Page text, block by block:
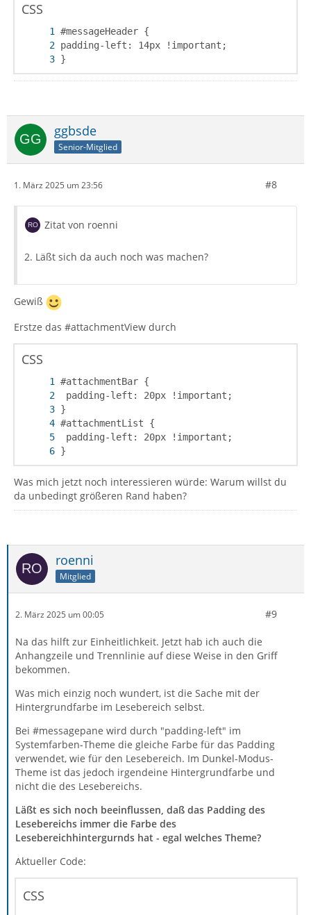
CSS
}
ggbsde
Senior-Mitglied
1. März 2025 um 23:56 #8
Zitat von roenni
2. Läßt sich da auch noch was machen?
Gewiß
Erstze das #attachmentView durch
CSS
}
Was mich jetzt noch interessieren würde: Warum willst du
da unbedingt größeren Rand haben?
roenni
Mitglied
2. März 2025 um 00:05 #9
Na das hilft zur Einheitlichkeit. Jetzt hab ich auch die
Anhangzeile und Trennlinie auf diese Weise in den Griff
bekommen.
Was mich einzig noch wundert, ist die Sache mit der
Hintergrundfarbe im Lesebereich selbst.
Bei #messagepane wird durch "padding-left" im
Systemfarben-Theme die gleiche Farbe für das Padding
verwendet, wie für den Lesebereich. Im Dunkel-Modus-
Theme ist das jedoch irgendeine Hintergrundfarbe und
nicht die des Lesebereichs.
Läßt es sich noch beeinflussen, daß das Padding des
Lesebereichs immer die Farbe des
Lesebereichhintergurnds hat - egal welches Theme?
Aktueller Code:
CSS